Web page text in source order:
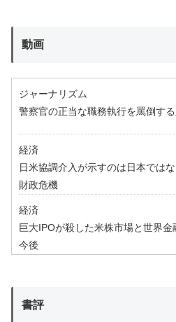
動画
ジャーナリズム
警察官の正当な職務執行を罵倒す
経済
日米協調介入が示すのは日本では
財政危機
経済
巨大IPOが殺した米株市場と世界金
今後
書評